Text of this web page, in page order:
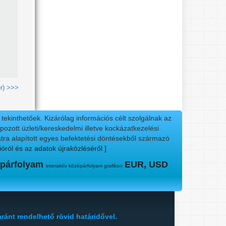
>>>
Kizárólag információs célt szolgálnak az
üzleti/kereskedelmi illetve kockázatkezelési
alapított egyes befektetési döntésekből származó
és az adatok újraközléséről ]
interaktív középárfolyam grafikon EUR, USD
rendelhető rövid határidővel.